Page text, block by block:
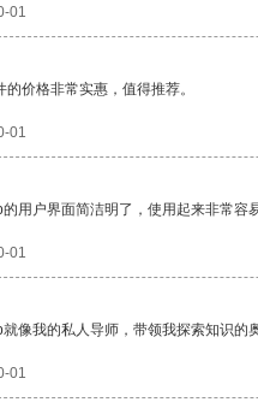
01
的价格非常实惠，值得推荐。
01
用户界面简洁明了，使用起来非常容
01
像我的私人导师，带领我探索知识的奥
01